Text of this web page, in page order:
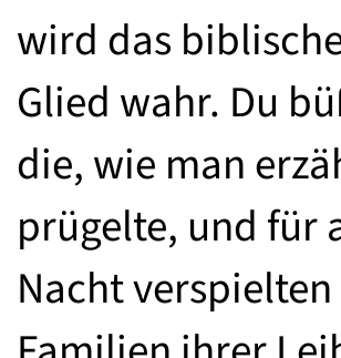
wird das
Glied wahr. Du
die, wie man
prügelte, und für
Nacht